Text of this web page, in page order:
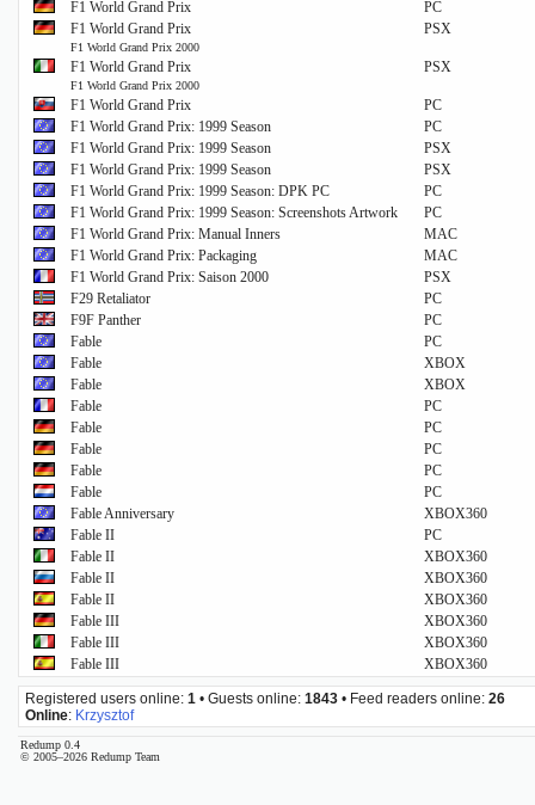
F1 World Grand Prix
PC
F1 World Grand Prix
F1 World Grand Prix 2000
PSX
F1 World Grand Prix
F1 World Grand Prix 2000
PSX
F1 World Grand Prix
PC
F1 World Grand Prix: 1999 Season
PC
F1 World Grand Prix: 1999 Season
PSX
F1 World Grand Prix: 1999 Season
PSX
F1 World Grand Prix: 1999 Season: DPK PC
PC
F1 World Grand Prix: 1999 Season: Screenshots Artwork
PC
F1 World Grand Prix: Manual Inners
MAC
F1 World Grand Prix: Packaging
MAC
F1 World Grand Prix: Saison 2000
PSX
F29 Retaliator
PC
F9F Panther
PC
Fable
PC
Fable
XBOX
Fable
XBOX
Fable
PC
Fable
PC
Fable
PC
Fable
PC
Fable
PC
Fable Anniversary
XBOX360
Fable II
PC
Fable II
XBOX360
Fable II
XBOX360
Fable II
XBOX360
Fable III
XBOX360
Fable III
XBOX360
Fable III
XBOX360
Registered users online: 1 • Guests online: 1843 • Feed readers online: 26
Online: Krzysztof
Redump 0.4
© 2005–2026 Redump Team